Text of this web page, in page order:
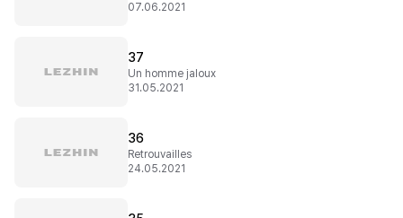
07.06.2021
37
Un homme jaloux
31.05.2021
36
Retrouvailles
24.05.2021